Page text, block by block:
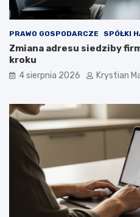
PRAWO GOSPODARCZE SPÓŁKI
Zmiana adresu siedziby
kroku
4 sierpnia 2026 Krystian